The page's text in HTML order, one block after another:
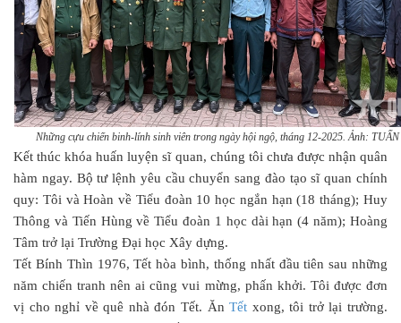
Những cựu chiến binh-lính sinh viên trong ngày hội ngộ, tháng 12-2025. Ảnh:
Kết thúc khóa huấn luyện sĩ quan, chúng tôi chưa được nhận quân
hàm ngay. Bộ tư lệnh yêu cầu chuyển sang đào tạo sĩ quan chính
quy: Tôi và Hoàn về Tiểu đoàn 10 học ngắn hạn (18 tháng); Huy
Thông và Tiến Hùng về Tiểu đoàn 1 học dài hạn (4 năm); Hoàng
Tâm trở lại Trường Đại học Xây dựng.
Tết Bính Thìn 1976, Tết hòa bình, thống nhất đầu tiên sau những
năm chiến tranh nên ai cũng vui mừng, phấn khởi. Tôi được đơn
vị cho nghỉ về quê nhà đón Tết. ĂnTết xong, tôi trở lại trường.